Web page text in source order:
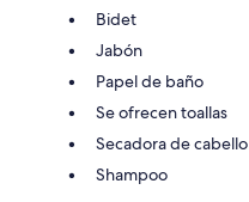
Bidet
Jabón
Papel de baño
Se ofrecen toallas
Secadora de cabello
Shampoo